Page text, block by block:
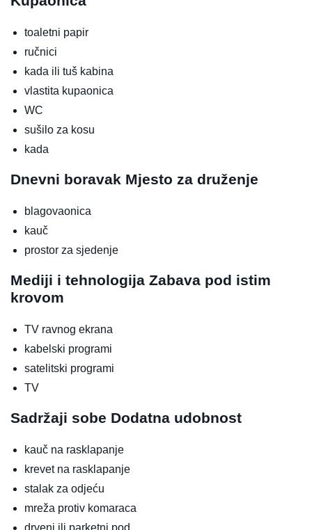
toaletni papir
ručnici
kada ili tuš kabina
vlastita kupaonica
WC
sušilo za kosu
kada
Dnevni boravak Mjesto za druženje
blagovaonica
kauč
prostor za sjedenje
Mediji i tehnologija Zabava pod istim
krovom
TV ravnog ekrana
kabelski programi
satelitski programi
TV
Sadržaji sobe Dodatna udobnost
kauč na rasklapanje
krevet na rasklapanje
stalak za odjeću
mreža protiv komaraca
drveni ili parketni pod